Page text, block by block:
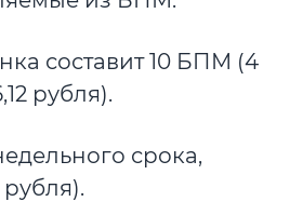
составит 10 БПМ (4
рубля).
срока,